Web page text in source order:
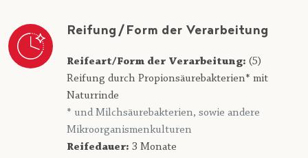
Reifung/Form der Verarbeitung
Reifeart/Form der Verarbeitung: (5)
Reifung durch Propionsäurebakterien* mit
Naturrinde
* und Milchsäurebakterien, sowie andere
Mikroorganismenkulturen
Reifedauer: 3 Monate